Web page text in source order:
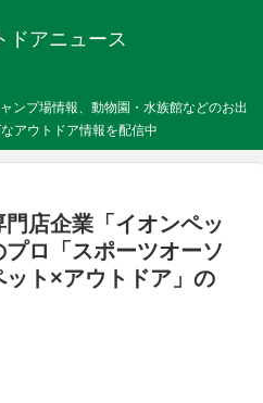
ドアニュース
ンプ場情報、動物園・水族館などのお出
アウトドア情報を配信中
店企業「イオンペッ
プロ「スポーツオーソ
ット×アウトドア」の